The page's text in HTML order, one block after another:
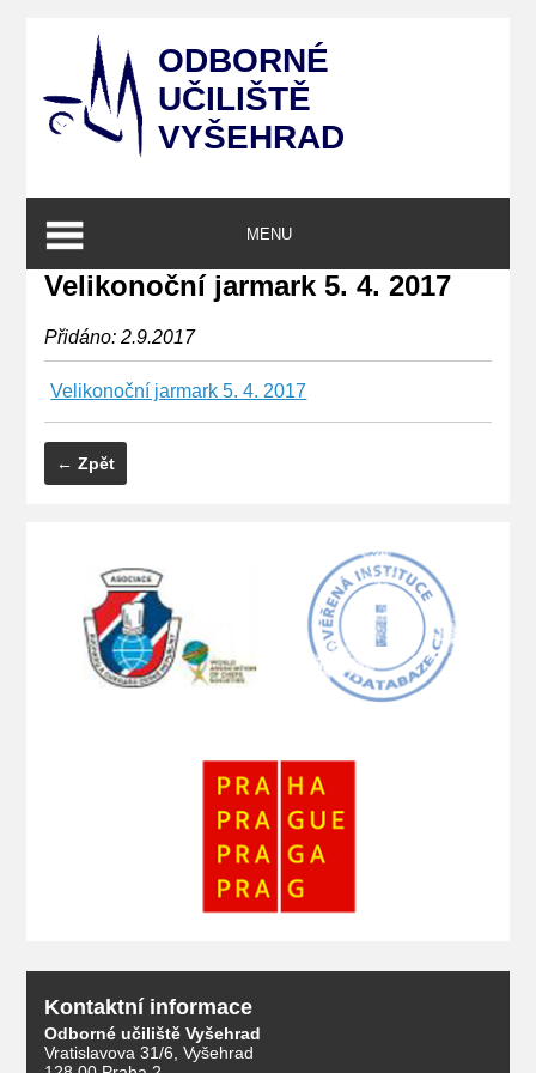
ODBORNÉ
UČILIŠTĚ
VYŠEHRAD
MENU
Velikonoční jarmark 5. 4. 2017
Přidáno: 2.9.2017
Velikonoční jarmark 5. 4. 2017
← Zpět
Kontaktní informace
Odborné učiliště Vyšehrad
Vratislavova 31/6, Vyšehrad